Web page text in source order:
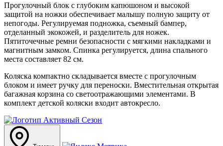
Прогулочный блок с глубоким капюшоном и высокой
защитой на ножки обеспечивает малышу полную защиту от
непогоды. Регулируемая подножка, съемный бампер,
отделанный экокожей, и разделитель для ножек.
Пятиточечные ремни безопасности с мягкими накладками и
магнитным замком. Спинка регулируется, длина спального
места составляет 82 см.
Коляска компактно складывается вместе с прогулочным
блоком и имеет ручку для переноски. Вместительная открытая
багажная корзина со светоотражающими элементами. В
комплект детской коляски входит автокресло.